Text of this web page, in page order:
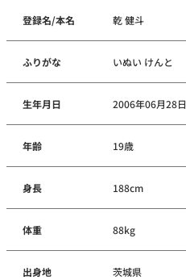
登録名/本名 乾 健斗
ふりがな いぬい けんと
生年月日 2006年06月28日
年齢 19歳
身長 188cm
体重 88kg
出身地 茨城県